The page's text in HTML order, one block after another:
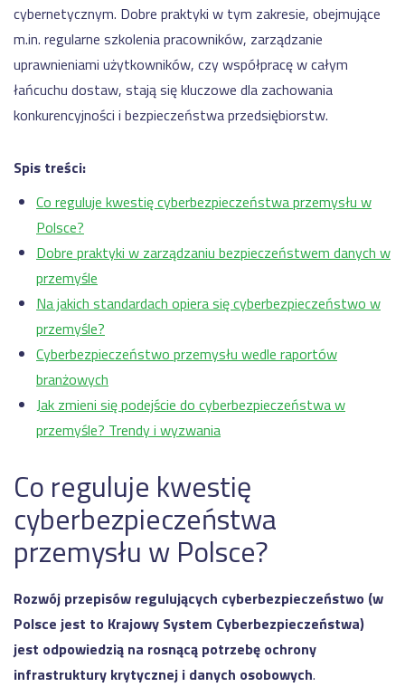
Przejdź
Manex
EtyFlex
TT
Plast
cybernetycznym. Dobre praktyki w tym zakresie, obejmujące
m.in. regularne szkolenia pracowników, zarządzanie
uprawnieniami użytkowników, czy współpracę w całym
łańcuchu dostaw, stają się kluczowe dla zachowania
konkurencyjności i bezpieczeństwa przedsiębiorstw.
Spis treści:
Co reguluje kwestię cyberbezpieczeństwa przemysłu w
Polsce?
Dobre praktyki w zarządzaniu bezpieczeństwem danych w
przemyśle
Na jakich standardach opiera się cyberbezpieczeństwo w
przemyśle?
Cyberbezpieczeństwo przemysłu wedle raportów
branżowych
Jak zmieni się podejście do cyberbezpieczeństwa w
przemyśle? Trendy i wyzwania
Co reguluje kwestię
cyberbezpieczeństwa
przemysłu w Polsce?
Rozwój przepisów regulujących cyberbezpieczeństwo (w
Polsce jest to Krajowy System Cyberbezpieczeństwa)
jest odpowiedzią na rosnącą potrzebę ochrony
infrastruktury krytycznej i danych osobowych.